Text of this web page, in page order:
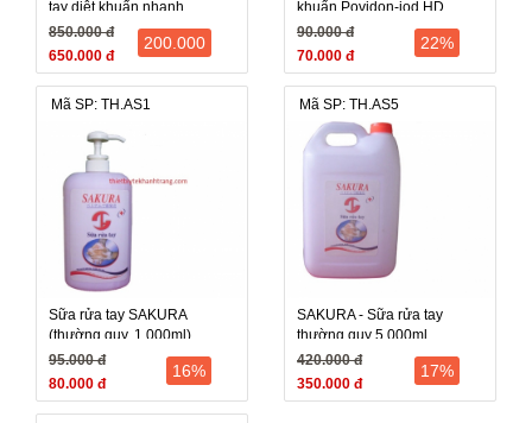
tay diệt khuẩn nhanh
5.000ml
850.000 đ
650.000 đ
200.000
khuẩn Povidon-iod HD,
dung tích 500ml
90.000 đ
70.000 đ
22%
Mã SP: TH.AS1
Sữa rửa tay SAKURA
(thường quy, 1.000ml)
95.000 đ
80.000 đ
16%
Mã SP: TH.AS5
SAKURA - Sữa rửa tay
thường quy 5.000ml
420.000 đ
350.000 đ
17%